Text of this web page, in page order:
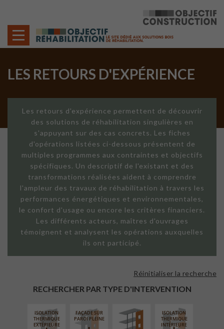
LES RETOURS D'EXPÉRIENCE
Les retours d'expérience permettent de découvrir
des solutions de réhabilitation singulières en
s'appuyant sur des cas concrets. Les fiches
d'opérations listées ci-dessous présentent de
multiples programmes aux contraintes et objectifs
spécifiques. Un descriptif de l'existant et des
transformations réalisées aident à comprendre
l'ampleur des travaux de réhabilitation à travers les
performances énergétiques et environnementales,
le confort d'usage ou encore les critères financiers.
Les différents acteurs, maîtres d'ouvrages
témoignent et analysent les opérations auxquelles
ils ont participé.
RECHERCHER PAR TYPE D'INTERVENTION
Réinitialiser la recherche
ISOLATION
THERMIQUE
EXTÉRIEURE
FAÇADE SUR
PAROI PLEINE
FAÇADE SUR
LINÉAIRE
ISOLATION
THERMIQUE
INTÉRIEURE
FERMETURE
LOGGIAS
RÉFECTION DES
TOITURES
SURÉLÉVATION
EXTENSION